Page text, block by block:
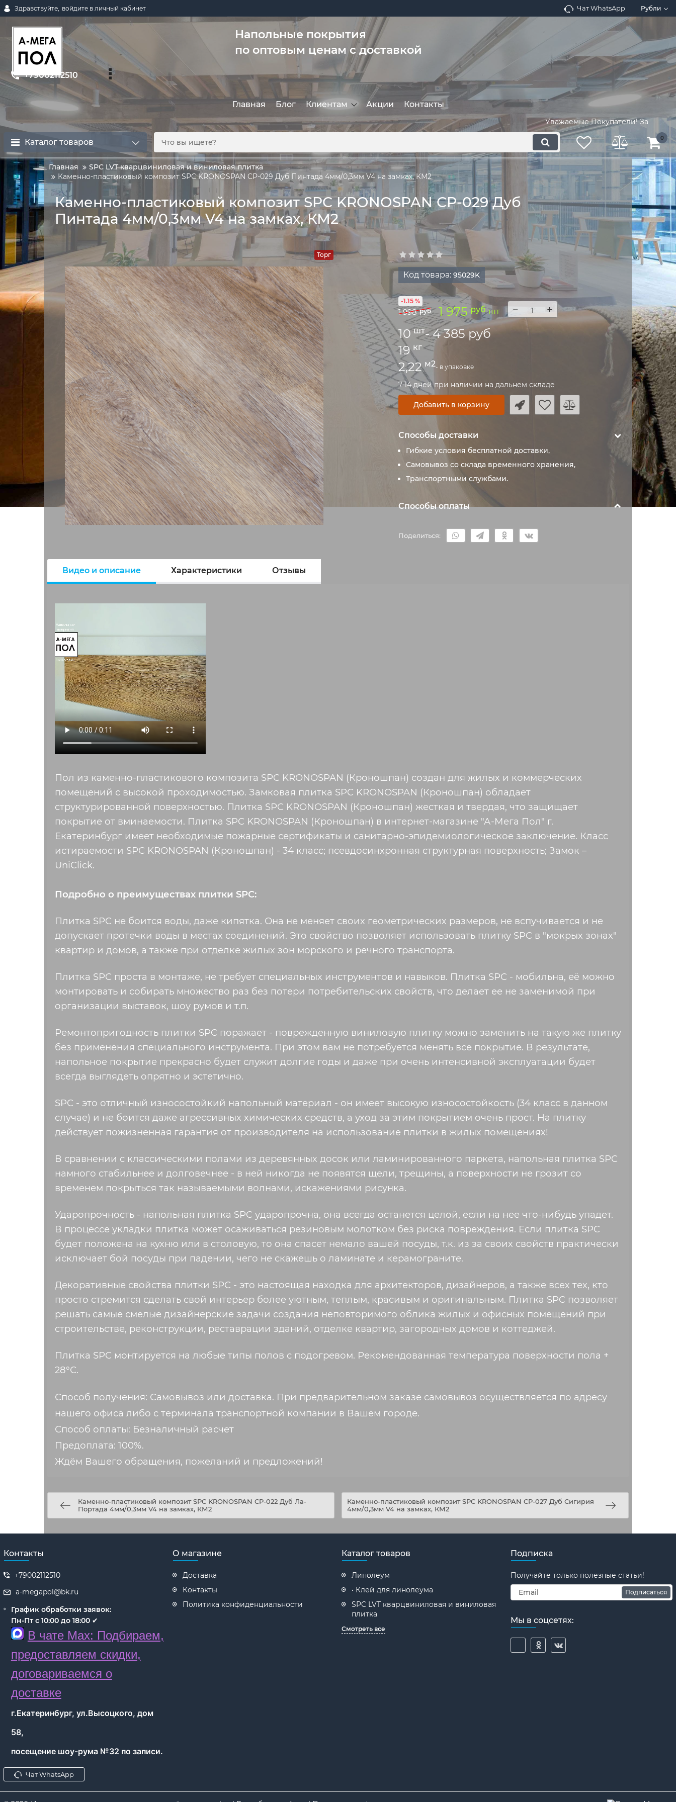
Здравствуйте, войдите в личный кабинет Чат WhatsApp Рубли
Напольные покрытия
по оптовым ценам с доставкой
+79002112510
Главная Блог Клиентам Акции Контакты
Уважаемые Покупатели! Запросите
Каталог товаров 0
Главная
SPC LVT кварцвиниловая и виниловая плитка
Каменно-пластиковый композит SPC KRONOSPAN CP-029 Дуб Пинтада 4мм/0,3мм V4 на замках, КМ2
Каменно-пластиковый композит SPC KRONOSPAN CP-029 Дуб
Пинтада 4мм/0,3мм V4 на замках, КМ2
Торг
Код товара: 95029K
1 998 руб 1 975 руб шт
-1.15 %
− +
10 шт- 4 385 руб
19 кг
2,22 м2- в упаковке
7-14 дней при наличии на дальнем складе
Добавить в корзину
Способы доставки
Гибкие условия бесплатной доставки,
Самовывоз со склада временного хранения,
Транспортными службами.
Способы оплаты
Поделиться:
Видео и описание Характеристики Отзывы
Пол из каменно-пластикового композита SPC KRONOSPAN (Кроношпан) создан для жилых и коммерческих
помещений с высокой проходимостью. Замковая плитка SPC KRONOSPAN (Кроношпан) обладает
структурированной поверхностью. Плитка SPC KRONOSPAN (Кроношпан) жесткая и твердая, что защищает
покрытие от вминаемости. Плитка SPC KRONOSPAN (Кроношпан) в интернет-магазине "А-Мега Пол" г.
Екатеринбург имеет необходимые пожарные сертификаты и санитарно-эпидемиологическое заключение. Класс
истираемости SPC KRONOSPAN (Кроношпан) - 34 класс; псевдосинхронная структурная поверхность; Замок –
UniClick.
Подробно о преимуществах плитки SPC:
Плитка SPC не боится воды, даже кипятка. Она не меняет своих геометрических размеров, не вспучивается и не
допускает протечки воды в местах соединений. Это свойство позволяет использовать плитку SPC в "мокрых зонах"
квартир и домов, а также при отделке жилых зон морского и речного транспорта.
Плитка SPC проста в монтаже, не требует специальных инструментов и навыков. Плитка SPC - мобильна, её можно
монтировать и собирать множество раз без потери потребительских свойств, что делает ее не заменимой при
организации выставок, шоу румов и т.п.
Ремонтопригодность плитки SPC поражает - поврежденную виниловую плитку можно заменить на такую же плитку
без применения специального инструмента. При этом вам не потребуется менять все покрытие. В результате,
напольное покрытие прекрасно будет служит долгие годы и даже при очень интенсивной эксплуатации будет
всегда выглядеть опрятно и эстетично.
SPC - это отличный износостойкий напольный материал - он имеет высокую износостойкость (34 класс в данном
случае) и не боится даже агрессивных химических средств, а уход за этим покрытием очень прост. На плитку
действует пожизненная гарантия от производителя на использование плитки в жилых помещениях!
В сравнении с классическими полами из деревянных досок или ламинированного паркета, напольная плитка SPC
намного стабильнее и долговечнее - в ней никогда не появятся щели, трещины, а поверхности не грозит со
временем покрыться так называемыми волнами, искажениями рисунка.
Ударопрочность - напольная плитка SPC ударопрочна, она всегда останется целой, если на нее что-нибудь упадет.
В процессе укладки плитка может осаживаться резиновым молотком без риска повреждения. Если плитка SPC
будет положена на кухню или в столовую, то она спасет немало вашей посуды, т.к. из за своих свойств практически
исключает бой посуды при падении, чего не скажешь о ламинате и керамограните.
Декоративные свойства плитки SPC - это настоящая находка для архитекторов, дизайнеров, а также всех тех, кто
просто стремится сделать свой интерьер более уютным, теплым, красивым и оригинальным. Плитка SPC позволяет
решать самые смелые дизайнерские задачи создания неповторимого облика жилых и офисных помещений при
строительстве, реконструкции, реставрации зданий, отделке квартир, загородных домов и коттеджей.
Плитка SPC монтируется на любые типы полов с подогревом. Рекомендованная температура поверхности пола +
28°С.
Способ получения: Самовывоз или доставка. При предварительном заказе самовывоз осуществляется по адресу
нашего офиса либо с терминала транспортной компании в Вашем городе.
Способ оплаты: Безналичный расчет
Предоплата: 100%.
Ждём Вашего обращения, пожеланий и предложений!
Каменно-пластиковый композит SPC KRONOSPAN CP-022 Дуб Ла-
Портада 4мм/0,3мм V4 на замках, КМ2
Каменно-пластиковый композит SPC KRONOSPAN CP-027 Дуб Сигирия
4мм/0,3мм V4 на замках, КМ2
Контакты
+79002112510
a-megapol@bk.ru
График обработки заявок:
Пн-Пт с 10:00 до 18:00 ✔
В чате Max: Подбираем,
предоставляем скидки,
договариваемся о
доставке
г.Екатеринбург, ул.Высоцкого, дом
58,
посещение шоу-рума №32 по записи.
Чат WhatsApp
О магазине
Доставка
Контакты
Политика конфиденциальности
Каталог товаров
Линолеум
• Клей для линолеума
SPC LVT кварцвиниловая и виниловая
плитка
Смотреть все
Подписка
Получайте только полезные статьи!
Подписаться
Мы в соцсетях: